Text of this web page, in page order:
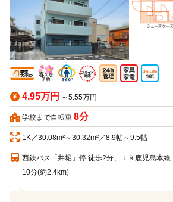
4.95万円 ～5.55万円
学校まで自転車 8分
1K／30.08m²～30.32m²／8.9帖～9.5帖
西鉄バス「井堀」停 徒歩2分、ＪＲ鹿児島本
10分(約2.4km)